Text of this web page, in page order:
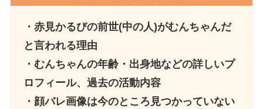
・赤見かるびの前世(中の人)がむんちゃんだ
と言われる理由
・むんちゃんの年齢・出身地などの詳しいプ
ロフィール、過去の活動内容
・顔バレ画像は今のところ見つかっていない